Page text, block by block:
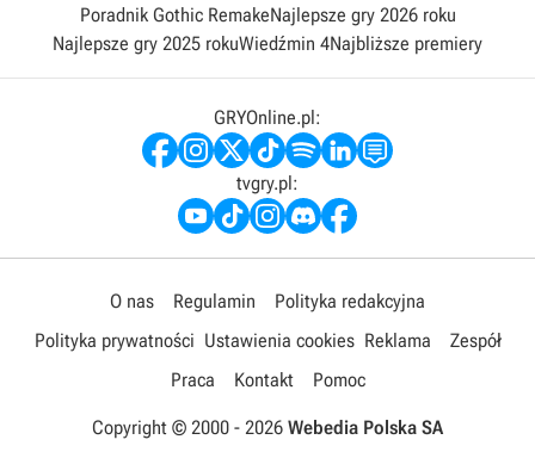
Poradnik Gothic RemakeNajlepsze gry 2026 roku
Najlepsze gry 2025 rokuWiedźmin 4Najbliższe premiery
GRYOnline.pl:
tvgry.pl:
O nas Regulamin
Polityka redakcyjna
Polityka prywatności Ustawienia cookies Reklama
Zespół
Praca
Kontakt Pomoc
Copyright © 2000 - 2026 Webedia Polska SA